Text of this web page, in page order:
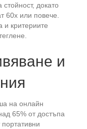
докато
60x или повече.
и критериите
и
на онлайн
65% от достъпа